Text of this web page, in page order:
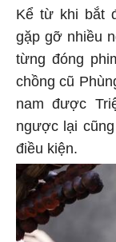
Kể từ khi bắt
gặp gỡ nhiều
từng đóng
chồng cũ
nam được
ngược lại
điều kiện.